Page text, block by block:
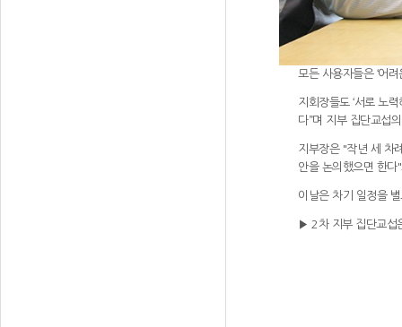
모든 사용자들은 ‘어
지회장들도 ‘서로 노
다”며 지부 집단교섭
지부장은 "작년 세 차
안을 논의했으면 한다
이날은 차기 일정을
▶ 2차 지부 집단교섭